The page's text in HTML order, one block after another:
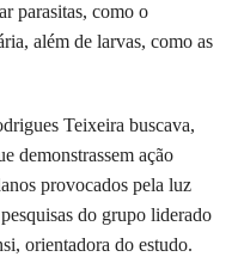
parasitas, como o
além de larvas, como as
Teixeira buscava,
demonstrassem ação
provocados pela luz
do grupo liderado
orientadora do estudo.